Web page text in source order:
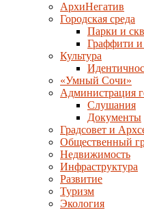
АрхиНегатив
Городская среда
Парки и
Граффити и
Культура
«Умный Сочи»
Администрация
Слушания
Документы
Градсовет и
Общественный
Недвижимость
Инфраструктура
Развитие
Туризм
Экология